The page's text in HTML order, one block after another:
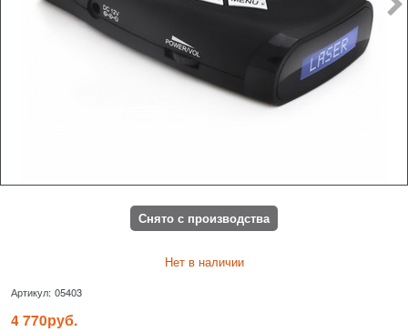
Снято с производства
Нет в наличии
Артикул: 05403
4 770руб.